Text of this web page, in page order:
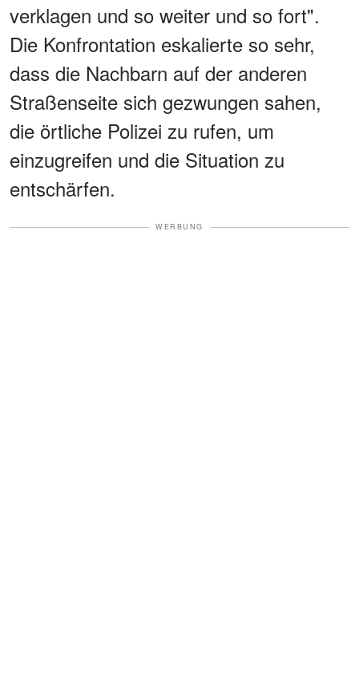
verklagen und so weiter und so fort".
Die Konfrontation eskalierte so sehr,
dass die Nachbarn auf der anderen
Straßenseite sich gezwungen sahen,
die örtliche Polizei zu rufen, um
einzugreifen und die Situation zu
entschärfen.
WERBUNG